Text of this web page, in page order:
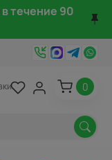
течение 90
0